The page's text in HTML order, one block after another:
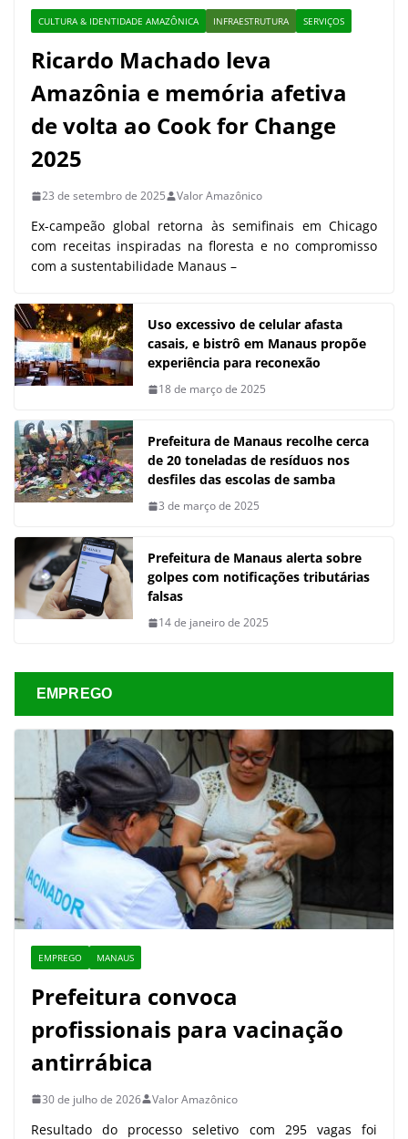
CULTURA & IDENTIDADE AMAZÔNICA INFRAESTRUTURA SERVIÇOS
Ricardo Machado leva
Amazônia e memória afetiva
de volta ao Cook for Change
2025
23 de setembro de 2025 Valor Amazônico
Ex-campeão global retorna às semifinais em Chicago
com receitas inspiradas na floresta e no compromisso
com a sustentabilidade Manaus –
Uso excessivo de celular afasta
casais, e bistrô em Manaus propõe
experiência para reconexão
18 de março de 2025
Prefeitura de Manaus recolhe cerca
de 20 toneladas de resíduos nos
desfiles das escolas de samba
3 de março de 2025
Prefeitura de Manaus alerta sobre
golpes com notificações tributárias
falsas
14 de janeiro de 2025
EMPREGO
EMPREGO MANAUS
Prefeitura convoca
profissionais para vacinação
antirrábica
30 de julho de 2026 Valor Amazônico
Resultado do processo seletivo com 295 vagas foi